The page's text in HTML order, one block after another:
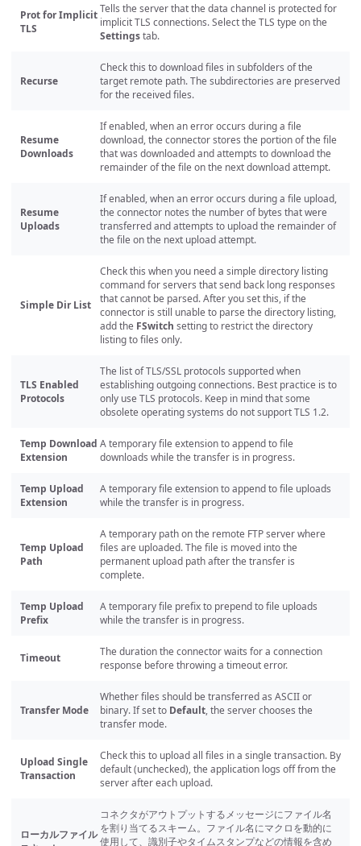
Prot for Implicit
TLS
Tells the server that the data channel is protected for
implicit TLS connections. Select the TLS type on the
Settingstab.
Recurse
Check this to download files in subfolders of the
target remote path. The subdirectories are preserved
for the received files.
Resume
Downloads
If enabled, when an error occurs during a file
download, the connector stores the portion of the file
that was downloaded and attempts to download the
remainder of the file on the next download attempt.
Resume
Uploads
If enabled, when an error occurs during a file upload,
the connector notes the number of bytes that were
transferred and attempts to upload the remainder of
the file on the next upload attempt.
Simple Dir List
Check this when you need a simple directory listing
command for servers that send back long responses
that cannot be parsed. After you set this, if the
connector is still unable to parse the directory listing,
add the FSwitch setting to restrict the directory
listing to files only.
TLS Enabled
Protocols
The list of TLS/SSL protocols supported when
establishing outgoing connections. Best practice is to
only use TLS protocols. Keep in mind that some
obsolete operating systems do not support TLS 1.2.
Temp Download
Extension
A temporary file extension to append to file
downloads while the transfer is in progress.
Temp Upload
Extension
A temporary file extension to append to file uploads
while the transfer is in progress.
Temp Upload
Path
A temporary path on the remote FTP server where
files are uploaded. The file is moved into the
permanent upload path after the transfer is
complete.
Temp Upload
Prefix
A temporary file prefix to prepend to file uploads
while the transfer is in progress.
Timeout
The duration the connector waits for a connection
response before throwing a timeout error.
Transfer Mode
Whether files should be transferred as ASCII or
binary. If set to Default, the server chooses the
transfer mode.
Upload Single
Transaction
Check this to upload all files in a single transaction. By
default (unchecked), the application logs off from the
server after each upload.
ローカルファイル
コネクタがアウトプットするメッセージにファイル名
を割り当てるスキーム。ファイル名にマクロを動的に
使用して、識別子やタイムスタンプなどの情報を含め